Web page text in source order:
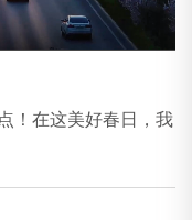
！在这美好春日，我